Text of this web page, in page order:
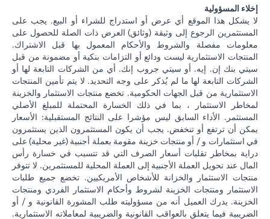
إخلاء المسؤولية
لا يشكل هذا الموقع أي عرض أو استدراج للشراء أو البيع. يجب على
المستثمرين الرجوع إلى وثيقة (وثائق) العرض ذات الصلة للحصول على
معلومات مفصلة والشروط والأحكام المعمول بها قبل الاشتراك.
المنتجات الاستثمارية ليست ودائع أو التزامات بنكية أو مضمونة من قبل
سيتي بنك إن. إيه. أو سيتي جروب إنك. أي من الشركات التابعة لها أو
الشركات التابعة لها ما لم يُذكر على وجه التحديد. لا يتم تأمين المنتجات
الاستثمارية من قبل الجهات الحكومية. تخضع منتجات الاستثمار والخزينة
لمخاطر الاستثمار ، بما في ذلك الخسارة المحتملة للمبلغ الأصلي
المستثمر. الأداء السابق ليس مؤشرا على النتائج المستقبلية: الأسعار
يمكن أن ترتفع أو تنخفض. يجب أن يكون المستثمرون الذين يستثمرون
في استثمارات و / أو منتجات خزينة مقومة بعملة أجنبية (غير محلية) على
دراية بمخاطر تقلبات أسعار الصرف التي قد تتسبب في خسارة رأس
المال عند تحويل العملة الأجنبية إلى العملة المحلية للمستثمرين. لا تتوفر
منتجات الاستثمار والخزانة للأشخاص الأمريكيين. تخضع جميع طلبات
الاستثمار ومنتجات الخزينة لشروط وأحكام الاستثمار الفردي ومنتجات
الخزينة. يدرك العميل أنه من مسؤوليته طلب المشورة القانونية و / أو
الضريبية فيما يتعلق بالعواقب القانونية والضريبية لمعاملاته الاستثمارية.